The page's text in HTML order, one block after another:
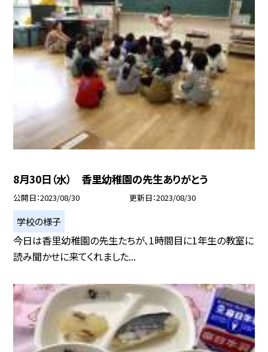
8月30日（水） 香里幼稚園の先生ありがとう
公開日 2023/08/30 更新日 2023/08/30
学校の様子
今日は香里幼稚園の先生たちが、1時間目に1年生の教室に
読み聞かせに来てくれました...